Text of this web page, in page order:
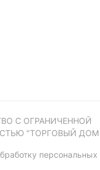
С ОГРАНИЧЕННОЙ
"ТОРГОВЫЙ